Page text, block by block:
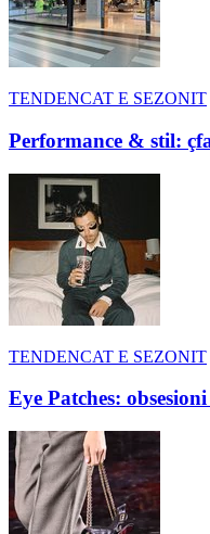
TENDENCAT E SEZONIT
Performance & stil:
TENDENCAT E SEZONIT
Eye Patches: